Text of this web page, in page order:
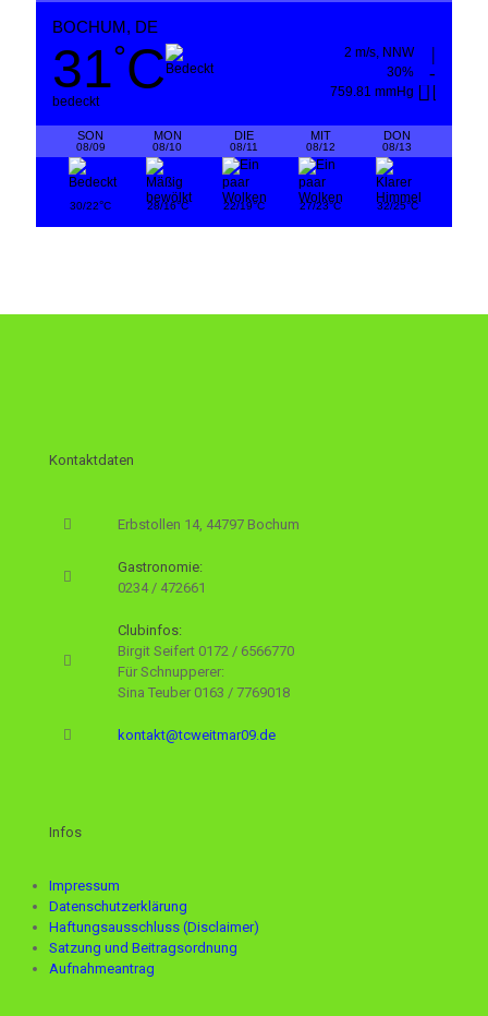
BOCHUM, DE
31°C
bedeckt
2 m/s, NNW
30%
759.81 mmHg
SON
08/09
MON
08/10
DIE
08/11
MIT
08/12
DON
08/13
30/22°C 28/16°C 22/19°C 27/23°C 32/25°C
Kontaktdaten
Erbstollen 14, 44797 Bochum
Gastronomie:
0234 / 472661
Clubinfos:
Birgit Seifert 0172 / 6566770
Für Schnupperer:
Sina Teuber 0163 / 7769018
kontakt@tcweitmar09.de
Infos
Impressum
Datenschutzerklärung
Haftungsausschluss (Disclaimer)
Satzung und Beitragsordnung
Aufnahmeantrag